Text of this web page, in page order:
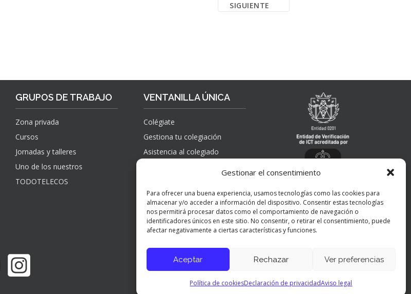
Gestionar el consentimiento
Para ofrecer una buena experiencia, usamos tecnologías como las cookies para
almacenar y/o acceder a información del dispositivo. Consentir estas tecnologías
nos permitirá procesar datos como el comportamiento de navegación o
identificadores únicos en este sitio. No consentir, o retirar el consentimiento, puede
afectar negativamente a ciertas características y funciones.
Aceptar Rechazar Ver preferencias
Política de cookiesDeclaración de privacidadAviso legal
SIGUIENTE
GRUPOS DE TRABAJO
Zona privada
Cursos
Jornadas y talleres
Uno de los nuestros
TODOTELECOS
VENTANILLA ÚNICA
Colégiate
Gestiona tu colegiación
Asistencia al colegiado
observaciones, quejas,
reclamaciones y apelaciones
verificados ICT
Panel de preferencias cookies